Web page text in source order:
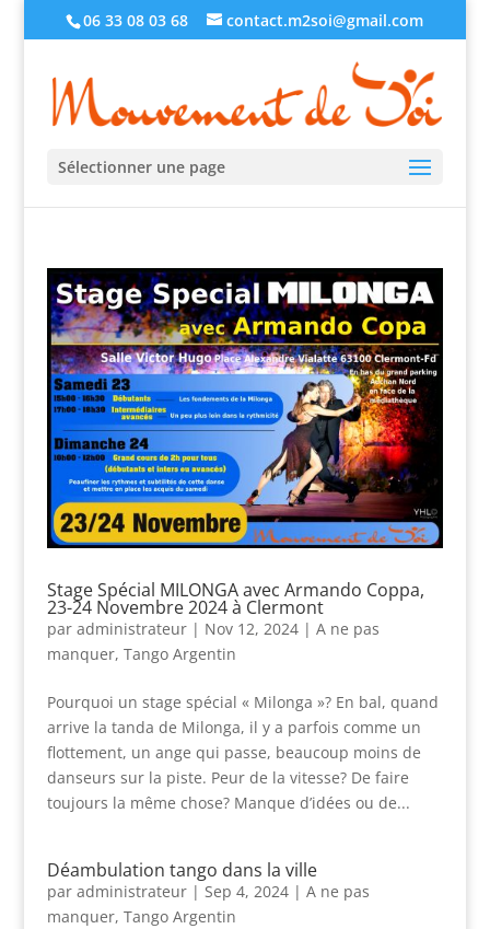
06 33 08 03 68 contact.m2soi@gmail.com
Sélectionner une page
Stage Spécial MILONGA avec Armando Coppa,
23-24 Novembre 2024 à Clermont
par administrateur| Nov 12, 2024| A ne pas
manquer, Tango Argentin
Pourquoi un stage spécial « Milonga »? En bal, quand
arrive la tanda de Milonga, il y a parfois comme un
flottement, un ange qui passe, beaucoup moins de
danseurs sur la piste. Peur de la vitesse? De faire
toujours la même chose? Manque d’idées ou de...
Déambulation tango dans la ville
par administrateur| Sep 4, 2024| A ne pas
manquer, Tango Argentin